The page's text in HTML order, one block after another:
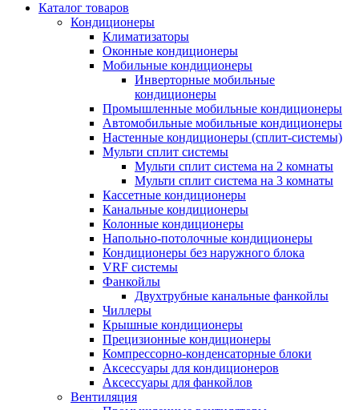
Каталог товаров
Кондиционеры
Климатизаторы
Оконные кондиционеры
Мобильные кондиционеры
Инверторные мобильные
кондиционеры
Промышленные мобильные кондиционеры
Автомобильные мобильные кондиционеры
Настенные кондиционеры (сплит-системы)
Мульти сплит системы
Мульти сплит система на 2 комнаты
Мульти сплит система на 3 комнаты
Кассетные кондиционеры
Канальные кондиционеры
Колонные кондиционеры
Напольно-потолочные кондиционеры
Кондиционеры без наружного блока
VRF системы
Фанкойлы
Двухтрубные канальные фанкойлы
Чиллеры
Крышные кондиционеры
Прецизионные кондиционеры
Компрессорно-конденсаторные блоки
Аксессуары для кондиционеров
Аксессуары для фанкойлов
Вентиляция